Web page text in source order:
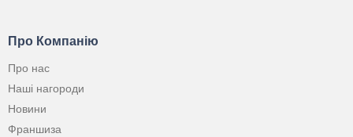
Про Компанію
Про нас
Наші нагороди
Новини
Франшиза